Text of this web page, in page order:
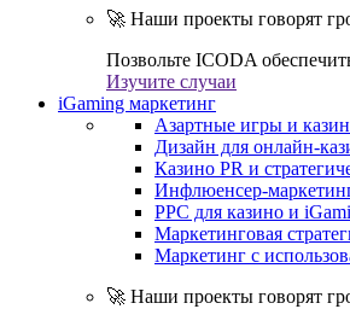
🚀 Наши проекты говорят
Позвольте ICODA
Изучите случаи
iGaming маркетинг
Азартные игры и
Дизайн для онлайн-
Казино PR и
Инфлюенсер-
PPC для казино и
Маркетинговая
Маркетинг с
🚀 Наши проекты говорят